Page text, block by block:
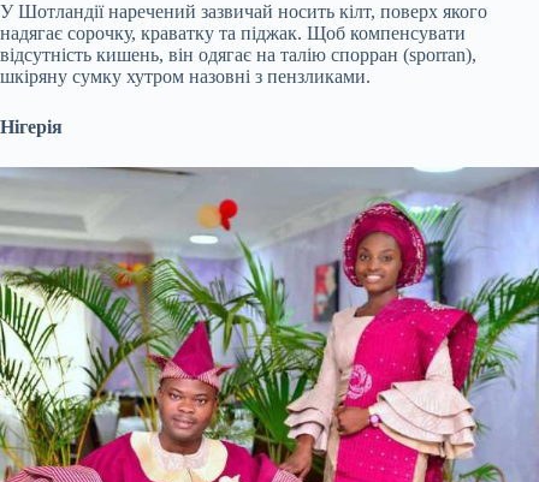
У Шотландії наречений зазвичай носить кілт, поверх якого
надягає сорочку, краватку та піджак. Щоб компенсувати
відсутність кишень, він одягає на талію спорран (sporran),
шкіряну сумку хутром назовні з пензликами.
Нігерія